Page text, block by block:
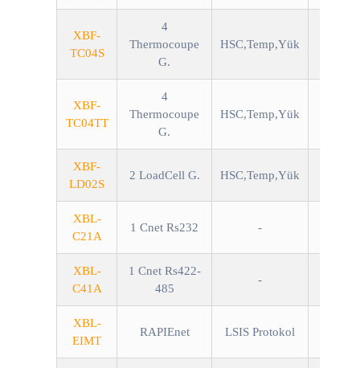
XBF-
TC04S
4
Thermocoupe
G.
HSC,Temp,Yük
XBF-
TC04TT
4
Thermocoupe
G.
HSC,Temp,Yük
XBF-
LD02S
2 LoadCell G. HSC,Temp,Yük
XBL-
C21A
1 Cnet Rs232 -
XBL-
C41A
1 Cnet Rs422-
485
-
XBL-
EIMT
RAPIEnet LSIS Protokol